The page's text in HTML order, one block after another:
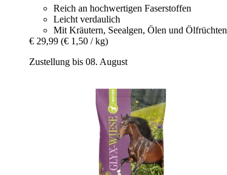
Reich an hochwertigen Faserstoffen
Leicht verdaulich
Mit Kräutern, Seealgen, Ölen und Ölfrüchten
€ 29,99 (€ 1,50 / kg)
Zustellung bis 08. August